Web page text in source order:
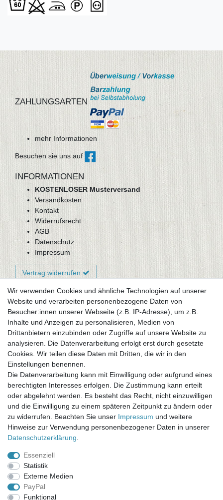
ZAHLUNGSARTEN
mehr Informationen
Besuchen sie uns auf
INFORMATIONEN
KOSTENLOSER Musterversand
Versandkosten
Kontakt
Widerrufsrecht
AGB
Datenschutz
Impressum
Vertrag widerrufen
Newsletter-Anmeldung
FAQ / Fragen
Mein Warenkorb
Mein Merkzettel
Mein Konto
UNSER LADENGESCHÄFT
Gottlieb-Daimler-Str. 10
33334 Gütersloh
ÖFFNUNGSZEITEN
Montag - Dienstag: 8.00 - 18.00 Uhr, Mittwoch Ruhetag,
Donnerstag: 8.00 - 18.00 Uhr, Freitag 8.00 - 14.00 Uhr
KUNDENSERVICE
Telefon: (05241) 403 22 38
E-Mail: info@stoffamstueck.de
Wir verwenden Cookies und ähnliche Technologien auf unserer
Website und verarbeiten personenbezogene Daten von
Besucher:innen unserer Webseite (z.B. IP-Adresse), um z.B.
Inhalte und Anzeigen zu personalisieren, Medien von
Drittanbietern einzubinden oder Zugriffe auf unsere Website zu
analysieren. Die Datenverarbeitung erfolgt erst durch gesetzte
Cookies. Wir teilen diese Daten mit Dritten, die wir in den
Einstellungen benennen.
Die Datenverarbeitung kann mit Einwilligung oder aufgrund eines
berechtigten Interesses erfolgen. Die Zustimmung kann erteilt
oder abgelehnt werden. Es besteht das Recht, nicht einzuwilligen
und die Einwilligung zu einem späteren Zeitpunkt zu ändern oder
zu widerrufen. Beachten Sie unser Impressum und weitere
Hinweise zur Verwendung personenbezogener Daten in unserer
Daten­schutz­erklärung
Essenziell
Statistik
Externe Medien
PayPal
Funktional